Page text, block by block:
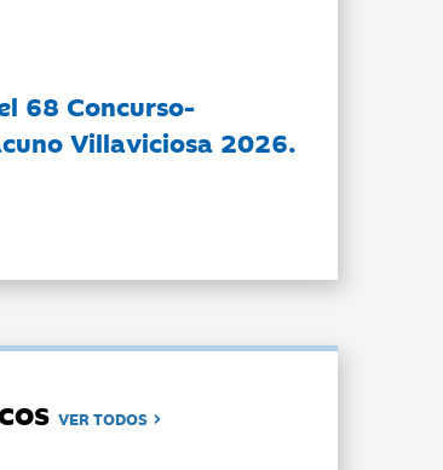
68 Concurso-
Villaviciosa 2026.
VER TODOS